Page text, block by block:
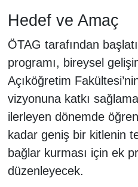
Hedef ve Amaç
ÖTAG tarafından
programı, bireysel
Açıköğretim
vizyonuna katkı
ilerleyen dönemde
kadar geniş bir kitlenin
bağlar kurması için ek
düzenleyecek.